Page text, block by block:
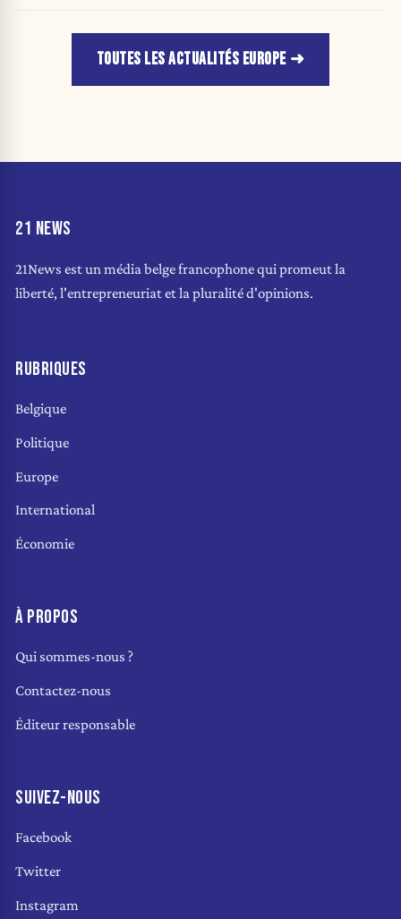
TOUTES LES ACTUALITÉS EUROPE
21 NEWS
21News est un média belge francophone qui promeut la
liberté, l'entrepreneuriat et la pluralité d'opinions.
RUBRIQUES
Belgique
Politique
Europe
International
Économie
À PROPOS
Qui sommes-nous ?
Contactez-nous
Éditeur responsable
SUIVEZ-NOUS
Facebook
Twitter
Instagram